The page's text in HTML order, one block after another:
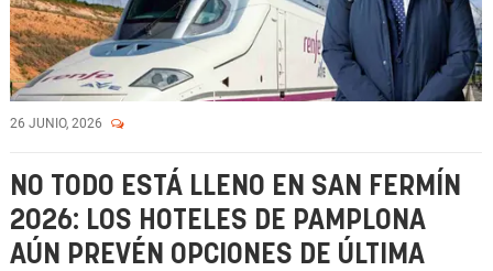
26 JUNIO, 2026
NO TODO ESTÁ LLENO EN SAN FERMÍN
2026: LOS HOTELES DE PAMPLONA
AÚN PREVÉN OPCIONES DE ÚLTIMA